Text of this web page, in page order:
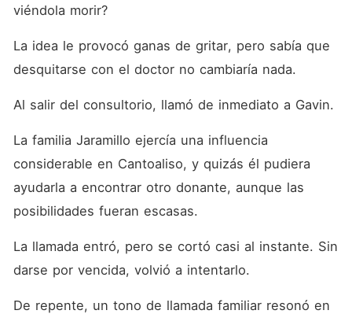
viéndola morir?
La idea le provocó ganas de gritar, pero sabía que
desquitarse con el doctor no cambiaría nada.
Al salir del consultorio, llamó de inmediato a Gavin.
La familia Jaramillo ejercía una influencia
considerable en Cantoaliso, y quizás él pudiera
ayudarla a encontrar otro donante, aunque las
posibilidades fueran escasas.
La llamada entró, pero se cortó casi al instante. Sin
darse por vencida, volvió a intentarlo.
De repente, un tono de llamada familiar resonó en